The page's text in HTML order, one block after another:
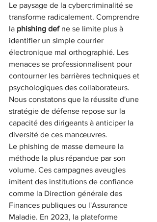
Le paysage de la cybercriminalité se
transforme radicalement. Comprendre
la phishing def ne se limite plus à
identifier un simple courrier
électronique mal orthographié. Les
menaces se professionnalisent pour
contourner les barrières techniques et
psychologiques des collaborateurs.
Nous constatons que la réussite d'une
stratégie de défense repose sur la
capacité des dirigeants à anticiper la
diversité de ces manœuvres.
Le phishing de masse demeure la
méthode la plus répandue par son
volume. Ces campagnes aveugles
imitent des institutions de confiance
comme la Direction générale des
Finances publiques ou l'Assurance
Maladie. En 2023, la plateforme